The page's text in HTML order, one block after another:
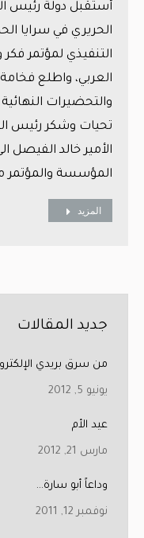
أستقبل دولة رئيس
الحريري في سرايا
التنفيذي لمؤتمر
العربي، واطلع
والتحضيرات
تحيات وشكر رئيس
الأمير خالد الفيصل
المؤسسة والمؤتمر
المزيد
جديد المقالات
من سرق بريدي
يونيو 5, 2012
عيد الأم
مارس 21, 2012
وداعاً أبو سارة…
نوفمبر 12, 2011